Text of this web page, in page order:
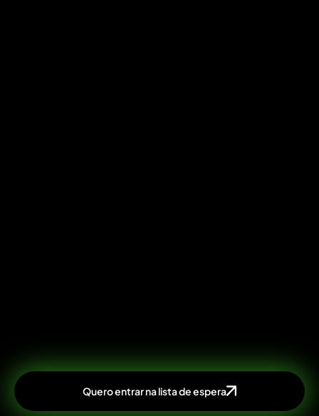
Quero entrar na lista de espera